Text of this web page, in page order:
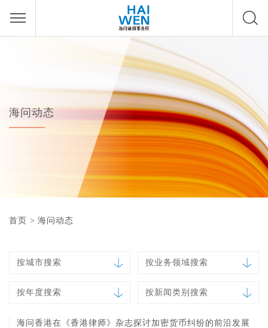
海问动态
首页 > 海问动态
按城市搜索 按业务领域搜索
按年度搜索 按新闻类别搜索
海问香港在《香港律师》杂志探讨加密货币纠纷的前沿发展